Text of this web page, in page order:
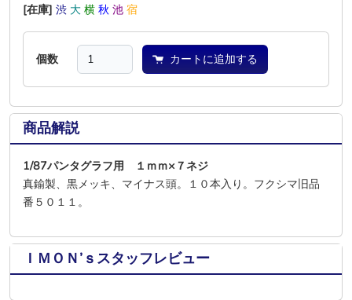
[在庫] 渋 大 横 秋 池 宿
個数 カートに追加する
商品解説
1/87パンタグラフ用 １ｍｍ×７ネジ
真鍮製、黒メッキ、マイナス頭。１０本入り。フクシマ旧品
番５０１１。
ＩＭＯＮ’ｓスタッフレビュー